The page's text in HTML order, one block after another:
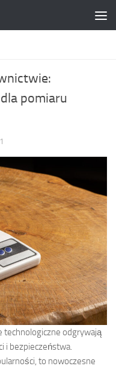
pomiaru
technologiczne odgrywają
i bezpieczeństwa.
to nowoczesne